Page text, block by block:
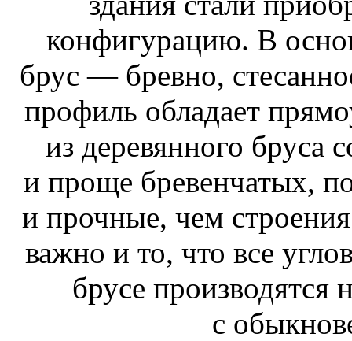
конфигурацию. В
брус — бревно,
профиль обладает
из деревянного бруса
и проще бревенчатых,
и прочные, чем
важно и то, что все
брусе производятся
с